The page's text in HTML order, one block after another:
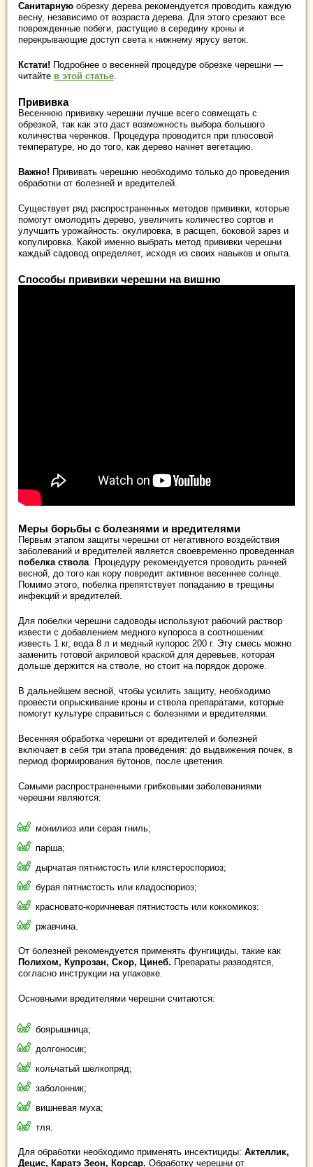
Санитарную обрезку дерева рекомендуется проводить каждую
весну, независимо от возраста дерева. Для этого срезают все
поврежденные побеги, растущие в середину кроны и
перекрывающие доступ света к нижнему ярусу веток.
Кстати! Подробнее о весенней процедуре обрезке черешни —
читайте в этой статье.
Прививка
Весеннюю прививку черешни лучше всего совмещать с
обрезкой, так как это даст возможность выбора большого
количества черенков. Процедура проводится при плюсовой
температуре, но до того, как дерево начнет вегетацию.
Важно! Прививать черешню необходимо только до проведения
обработки от болезней и вредителей.
Существует ряд распространенных методов прививки, которые
помогут омолодить дерево, увеличить количество сортов и
улучшить урожайность: окулировка, в расщеп, боковой зарез и
копулировка. Какой именно выбрать метод прививки черешни
каждый садовод определяет, исходя из своих навыков и опыта.
Способы прививки черешни на вишню
Меры борьбы с болезнями и вредителями
Первым этапом защиты черешни от негативного воздействия
заболеваний и вредителей является своевременно проведенная
побелка ствола. Процедуру рекомендуется проводить ранней
весной, до того как кору повредит активное весеннее солнце.
Помимо этого, побелка препятствует попаданию в трещины
инфекций и вредителей.
Для побелки черешни садоводы используют рабочий раствор
извести с добавлением медного купороса в соотношении:
известь 1 кг, вода 8 л и медный купорос 200 г. Эту смесь можно
заменить готовой акриловой краской для деревьев, которая
дольше держится на стволе, но стоит на порядок дороже.
В дальнейшем весной, чтобы усилить защиту, необходимо
провести опрыскивание кроны и ствола препаратами, которые
помогут культуре справиться с болезнями и вредителями.
Весенняя обработка черешни от вредителей и болезней
включает в себя три этапа проведения: до выдвижения почек, в
период формирования бутонов, после цветения.
Самыми распространенными грибковыми заболеваниями
черешни являются:
монилиоз или серая гниль;
парша;
дырчатая пятнистость или клястероспориоз;
бурая пятнистость или кладоспориоз;
красновато-коричневая пятнистость или коккомикоз:
ржавчина.
От болезней рекомендуется применять фунгициды, такие как
Полихом, Купрозан, Скор, Цинеб. Препараты разводятся,
согласно инструкции на упаковке.
Основными вредителями черешни считаются:
боярышница;
долгоносик;
кольчатый шелкопряд;
заболонник;
вишневая муха;
тля.
Для обработки необходимо применять инсектициды: Актеллик,
Децис, Каратэ Зеон, Корсар. Обработку черешни от